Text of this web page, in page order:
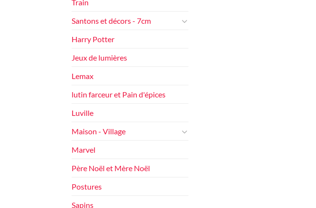
Train
Santons et décors - 7cm
Harry Potter
Jeux de lumières
Lemax
lutin farceur et Pain d'épices
Luville
Maison - Village
Marvel
Père Noël et Mère Noël
Postures
Sapins